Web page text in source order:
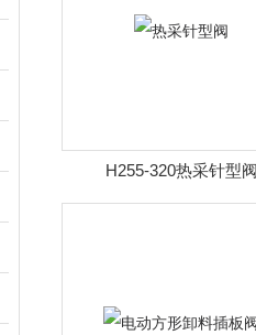
H255-320热采针型阀